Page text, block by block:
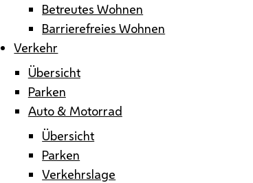
Betreutes Wohnen
Barrierefreies Wohnen
Verkehr
Übersicht
Parken
Auto & Motorrad
Übersicht
Parken
Verkehrslage